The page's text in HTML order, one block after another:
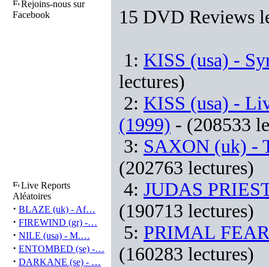
Rejoins-nous sur
Facebook
Live Reports
Aléatoires
· BLAZE (uk) - Af…
· FIREWIND (gr) -…
· NILE (usa) - M.…
· ENTOMBED (se) -…
· DARKANE (se) - …
15 DVD Reviews
1: KISS (usa) -
lectures)
2: KISS (usa) -
(1999) - (208533
3: SAXON (uk) -
(202763 lectures)
4: JUDAS
(190713 lectures)
5: PRIMAL
(160283 lectures)